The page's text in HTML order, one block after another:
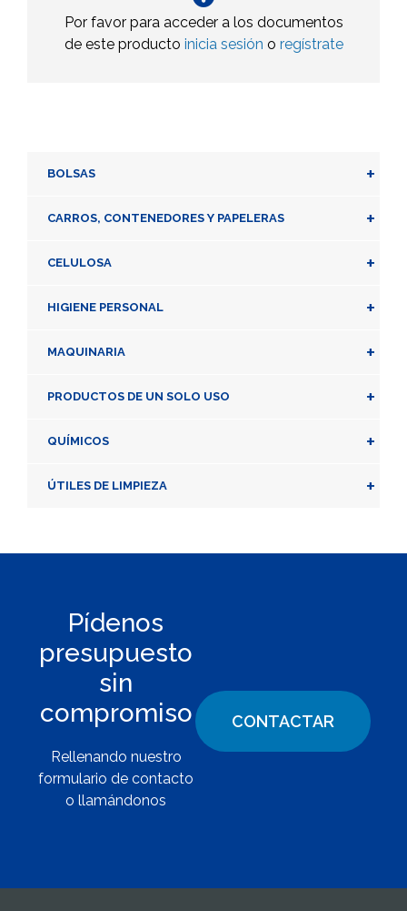
+
BOLSAS
+
CARROS, CONTENEDORES Y PAPELERAS
+
CELULOSA
+
HIGIENE PERSONAL
+
MAQUINARIA
+
PRODUCTOS DE UN SOLO USO
+
QUÍMICOS
+
ÚTILES DE LIMPIEZA
Por favor para acceder a los documentos
de este producto inicia sesión o regístrate
Pídenos
presupuesto
sin
compromiso
Rellenando nuestro
formulario de contacto
o llamándonos
CONTACTAR